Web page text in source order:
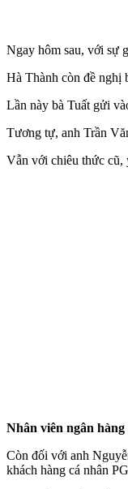
Ngay hôm sau, với sự
Hà Thành còn đề nghị
Lần này bà Tuất gửi
Tương tự, anh Trần
Vẫn với chiêu thức cũ,
Nhân viên ngân
Còn đối với anh
khách hàng cá nhân